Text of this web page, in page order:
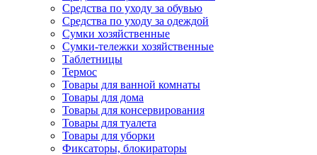
Средства по уходу за обувью
Средства по уходу за одеждой
Сумки хозяйственные
Сумки-тележки хозяйственные
Таблетницы
Термос
Товары для ванной комнаты
Товары для дома
Товары для консервирования
Товары для туалета
Товары для уборки
Фиксаторы, блокираторы